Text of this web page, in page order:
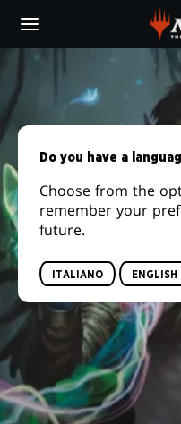
main
content
Do you have a
Choose from the
remember your
future.
ITALIANO ENGLISH